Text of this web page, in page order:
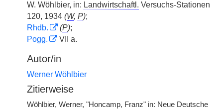
W. Wöhlbier, in: Landwirtschaftl. Versuchs-Stationen
120, 1934 (W, P);
Rhdb.
(P);
Pogg.
VII a.
Autor/in
Werner Wöhlbier
Zitierweise
Wöhlbier, Werner, "Honcamp, Franz" in: Neue Deutsche